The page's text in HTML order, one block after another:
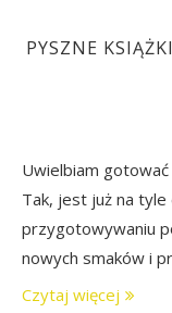
PYSZNE
Uwielbiam gotować
Tak, jest już na
przygotowywaniu
nowych smaków i
Czytaj więcej